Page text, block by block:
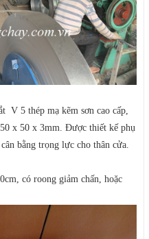
V 5 thép mạ kẽm sơn cao cấp,
x 50 x 3mm. Được thiết kế phụ
bằng trọng lực cho thân cửa.
có roong giảm chấn, hoặc